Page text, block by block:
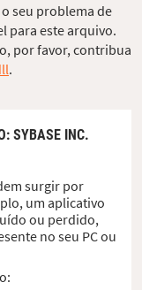
seu problema de
para este arquivo.
por favor, contribua
.
: SYBASE INC.
surgir por
um aplicativo
ou perdido,
no seu PC ou